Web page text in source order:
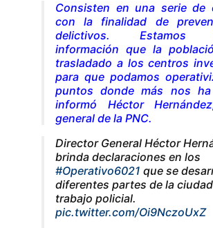
Consisten en una serie de
con la finalidad de
delictivos. Estamos
información que la
trasladado a los centros
para que podamos
puntos donde más nos ha
informó Héctor
general de la PNC.
Director General Héctor
brinda declaraciones en los
#Operativo6021 que se
diferentes partes de la
trabajo policial.
pic.twitter.com/Oi9NczoUxZ